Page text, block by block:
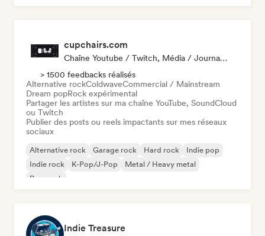
cupchairs.com
Chaîne Youtube / Twitch, Média / Journaliste
> 1500 feedbacks réalisés
Alternative rockColdwaveCommercial / Mainstream
Dream popRock expérimental
Partager les artistes sur ma chaîne YouTube, SoundCloud
ou Twitch
Publier des posts ou reels impactants sur mes réseaux
sociaux
Alternative rock Garage rock Hard rock
Indie pop
Indie rock
K-Pop/J-Pop
Metal / Heavy metal
Pop punk
Indie Treasure